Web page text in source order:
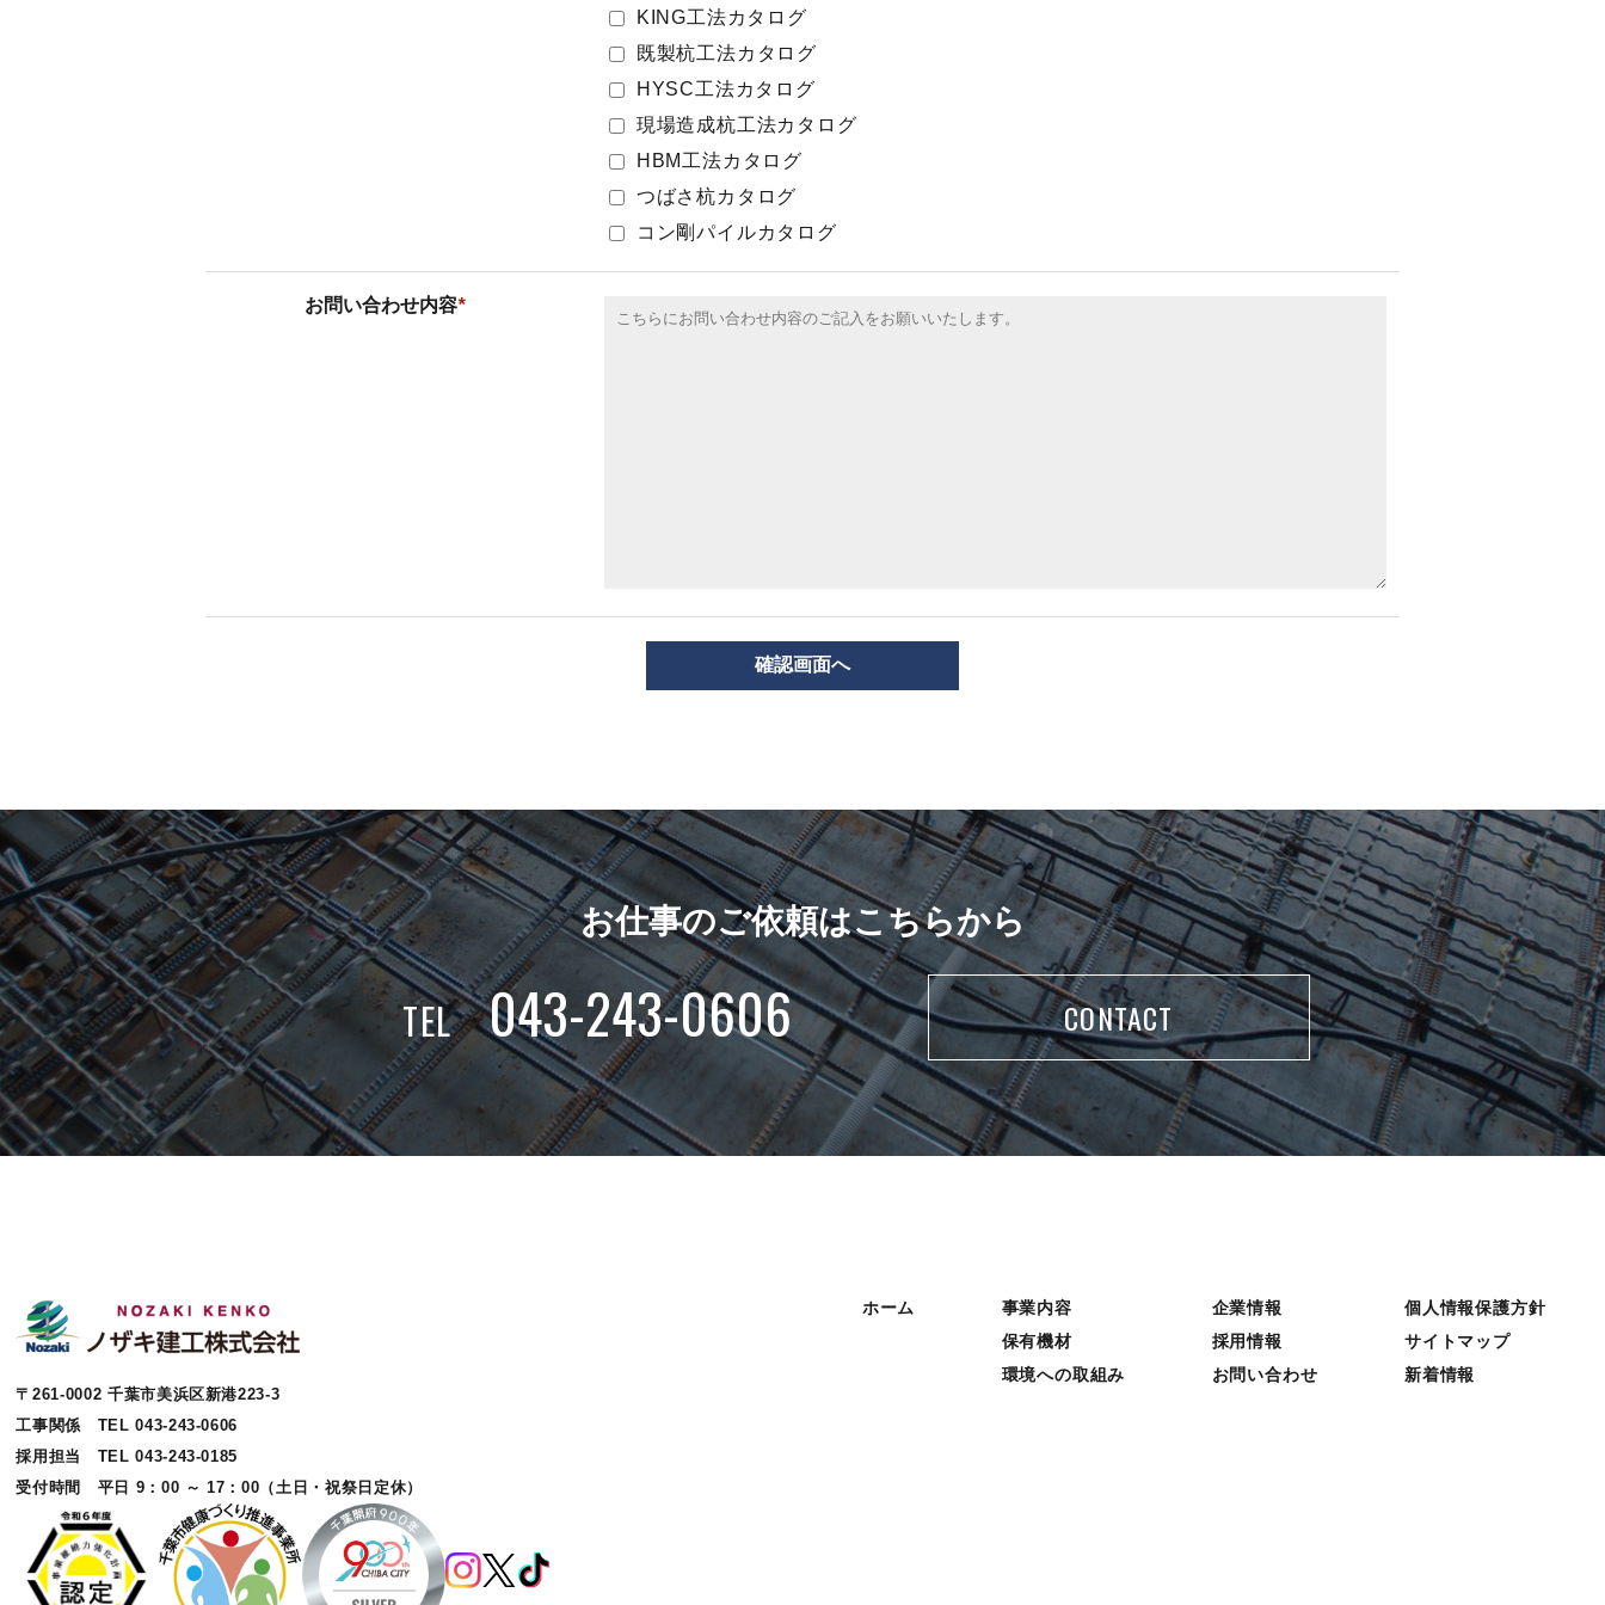
KING工法カタログ
既製杭工法カタログ
HYSC工法カタログ
現場造成杭工法カタログ
HBM工法カタログ
つばさ杭カタログ
コン剛パイルカタログ
お問い合わせ内容*
お仕事のご依頼はこちらから
TEL 043-243-0606 CONTACT
〒261-0002 千葉市美浜区新港223-3
工事関係 TEL 043-243-0606
採用担当 TEL 043-243-0185
受付時間 平日 9：00 ～ 17：00（土日・祝祭日定休）
ホーム
事業内容
保有機材
環境への取組み
企業情報
採用情報
お問い合わせ
個人情報保護方針
サイトマップ
新着情報